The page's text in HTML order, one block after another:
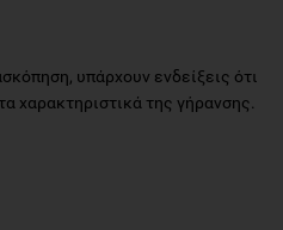
υπάρχουν ενδείξεις ότι
χαρακτηριστικά της γήρανσης.